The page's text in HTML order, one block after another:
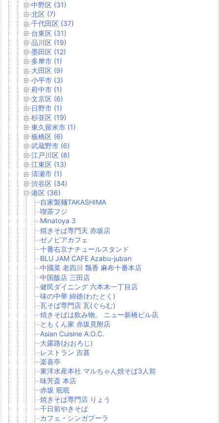
中野区 (31)
北区 (7)
千代田区 (37)
台東区 (31)
品川区 (19)
墨田区 (12)
多摩市 (1)
大田区 (9)
小平市 (3)
府中市 (1)
文京区 (6)
日野市 (1)
杉並区 (19)
東久留米市 (1)
板橋区 (6)
武蔵野市 (6)
江戸川区 (8)
江東区 (13)
清瀬市 (1)
渋谷区 (34)
港区 (36)
自家製麺TAKASHIMA
喫茶フジ
Minatoya 3
焼きそば専門天 赤坂店
ゼノビアカフェ
十番右京ナチュールスタンド
BLU JAM CAFE Azabu-juban
中國菜 老四川 飄香 麻布十番本店
中国飯店 三田店
健民ダイニング 六本木一丁目店
味の中華 綿徳(わたとく)
瓦そば専門店 瓦(ぐらむ)
焼きそばは飲み物。 ニュー新橋ビル店
ともくん家 赤坂見附店
Asian Cuisine A.O.C.
大露路(おおろじ)
レストラン 吉甚
楽喜亭
東洋水産本社 マルちゃん焼そば3人前
味芳斎 本店
赤坂 珉珉
焼きそば専門店 りょう
千日前やきそば
カフェ・シンガプーラ